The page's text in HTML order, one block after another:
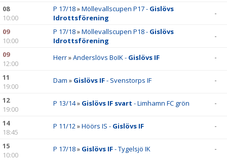
LÄNKAR
NYHETER
08
10:00
P 17/18»Möllevallscupen P17 - Gislövs
Idrottsförening
-
09
10:00
P 17/18»Möllevallscupen P18 - Gislövs
Idrottsförening
-
09
12:00
Herr»Anderslövs BoIK - Gislövs IF -
11
19:00
Dam » Gislövs IF- Svenstorps IF -
12
19:00
P 13/14» Gislövs IF svart - Limhamn FC grön -
14
18:45
P 11/12»Höörs IS - Gislövs IF -
15
10:00
P 17/18» Gislövs IF- Tygelsjö IK -